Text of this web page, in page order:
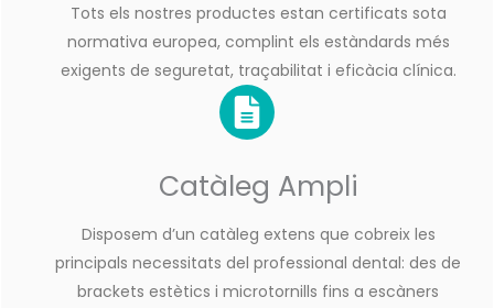
Tots els nostres productes estan certificats sota
normativa europea, complint els estàndards més
exigents de seguretat, traçabilitat i eficàcia clínica.
Catàleg Ampli
Disposem d’un catàleg extens que cobreix les
principals necessitats del professional dental: des de
brackets estètics i microtornills fins a escàners